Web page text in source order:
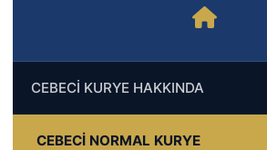
CEBECİ KURYE HAKKINDA
CEBECİ NORMAL KURYE